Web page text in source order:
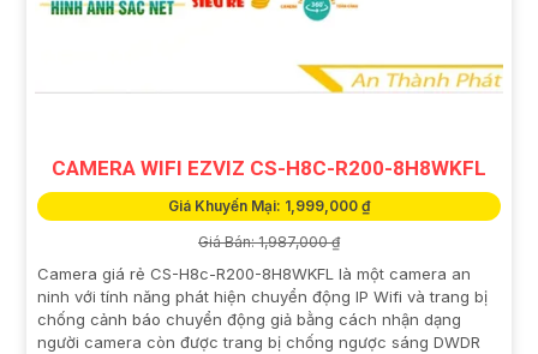
CAMERA WIFI EZVIZ CS-H8C-R200-8H8WKFL
Giá Khuyến Mại: 1,999,000 ₫
Giá Bán: 1,987,000 ₫
Camera giá rẻ CS-H8c-R200-8H8WKFL là một camera an
ninh với tính năng phát hiện chuyển động IP Wifi và trang bị
chống cảnh báo chuyển động giả bằng cách nhận dạng
người camera còn được trang bị chống ngược sáng DWDR